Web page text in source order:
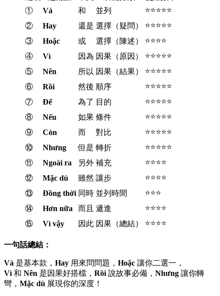
①
Và 和 並列
⭐⭐⭐⭐⭐
②
Hay 還是 選擇（疑問）
⭐⭐⭐⭐⭐
③
Hoặc 或 選擇（陳述）
⭐⭐⭐⭐
④
Vì 因為 因果（原因）
⭐⭐⭐⭐⭐
⑤
Nên 所以 因果（結果）
⭐⭐⭐⭐⭐
⑥
Rồi 然後 順序
⭐⭐⭐⭐⭐
⑦
Để 為了 目的
⭐⭐⭐⭐⭐
⑧
Nếu 如果 條件
⭐⭐⭐⭐⭐
⑨
Còn 而 對比
⭐⭐⭐⭐⭐
⑩
Nhưng 但是 轉折
⭐⭐⭐⭐⭐
⑪
Ngoài ra 另外 補充
⭐⭐⭐⭐
⑫
Mặc dù 雖然 讓步
⭐⭐⭐⭐
⑬
Đồng thời 同時 並列時間
⭐⭐⭐
⑭
Hơn nữa 而且 遞進
⭐⭐⭐⭐
⑮
Vì vậy 因此 因果（總結） ⭐⭐⭐⭐
一句話總結：
Và 是基本款， Hay 用來問問題， Hoặc 讓你二選一，
Vì和 Nên 是因果好搭檔， Rồi說故事必備， Nhưng 讓你轉
彎， Mặc dù 展現你的深度！